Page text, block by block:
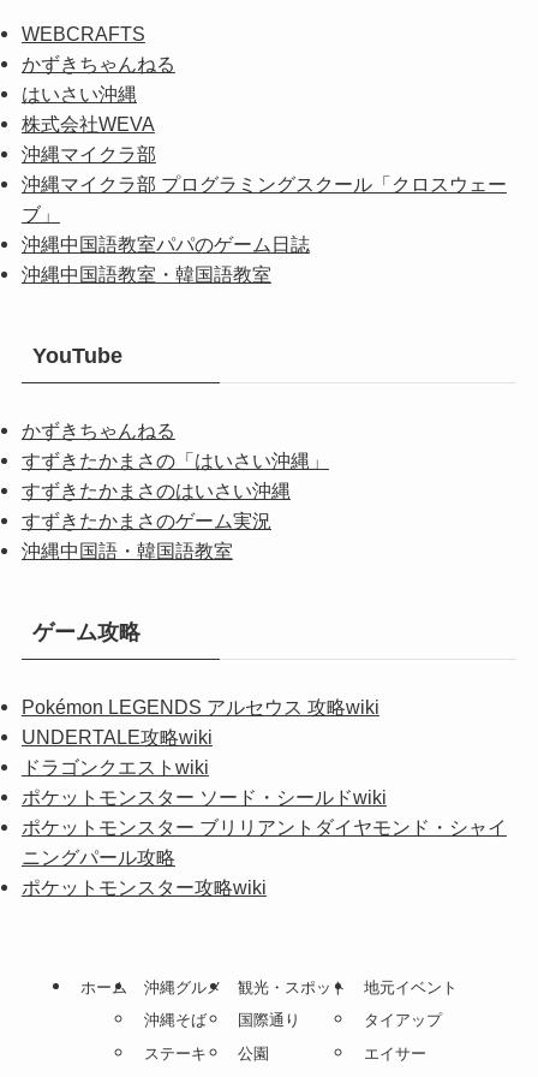
WEBCRAFTS
かずきちゃんねる
はいさい沖縄
株式会社WEVA
沖縄マイクラ部
沖縄マイクラ部 プログラミングスクール「クロスウェー
ブ」
沖縄中国語教室パパのゲーム日誌
沖縄中国語教室・韓国語教室
YouTube
かずきちゃんねる
すずきたかまさの「はいさい沖縄」
すずきたかまさのはいさい沖縄
すずきたかまさのゲーム実況
沖縄中国語・韓国語教室
ゲーム攻略
Pokémon LEGENDS アルセウス 攻略wiki
UNDERTALE攻略wiki
ドラゴンクエストwiki
ポケットモンスター ソード・シールドwiki
ポケットモンスター ブリリアントダイヤモンド・シャイ
ニングパール攻略
ポケットモンスター攻略wiki
ホーム
沖縄グルメ
沖縄そば
ステーキ
観光・スポット
国際通り
公園
地元イベント
タイアップ
エイサー